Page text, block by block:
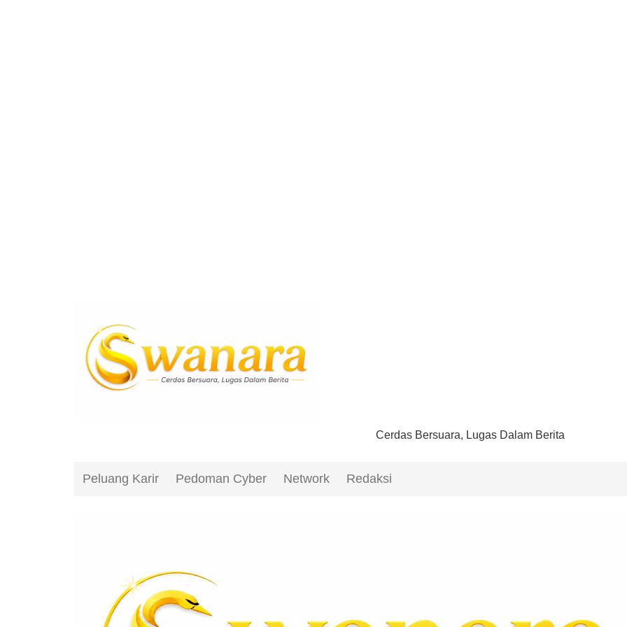
Cerdas Bersuara, Lugas Dalam Berita
Peluang Karir Pedoman Cyber Network Redaksi